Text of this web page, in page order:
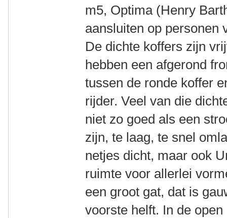
m5, Optima (Henry
aansluiten op personen
De dichte koffers zijn
hebben een afgerond
tussen de ronde koffer
rijder. Veel van die
niet zo goed als een
zijn, te laag, te snel
netjes dicht, maar ook
ruimte voor allerlei
een groot gat, dat is
voorste helft. In de